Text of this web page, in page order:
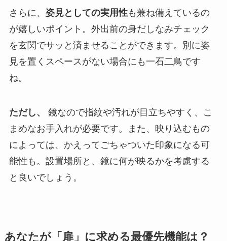
さらに、 姿見としての実用性も兼ね備えているの
が嬉しいポイント。外出前の身だしなみチェック
を玄関でサッと済ませることができます。別に姿
見を置くスペースがない場合にも一石二鳥です
ね。
ただし、
鏡なので指紋や汚れが目立ちやすく、こ
まめなお手入れが必要です。また、映り込むもの
によっては、かえってごちゃついた印象になる可
能性も。設置場所と、鏡に何が映るかを考慮する
と良いでしょう。
あなたが「扉」に求める最優先機能は？